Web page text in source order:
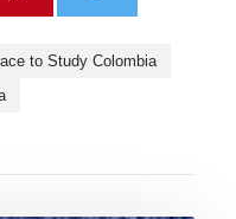
to Study Colombia